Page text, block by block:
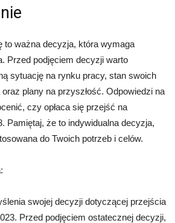
to ważna decyzja, która wymaga
Przed podjęciem decyzji warto
sytuację na rynku pracy, stan swoich
plany na przyszłość. Odpowiedzi na
czy opłaca się przejść na
Pamiętaj, że to indywidualna decyzja,
do Twoich potrzeb i celów.
swojej decyzji dotyczącej przejścia
Przed podjęciem ostatecznej decyzji,